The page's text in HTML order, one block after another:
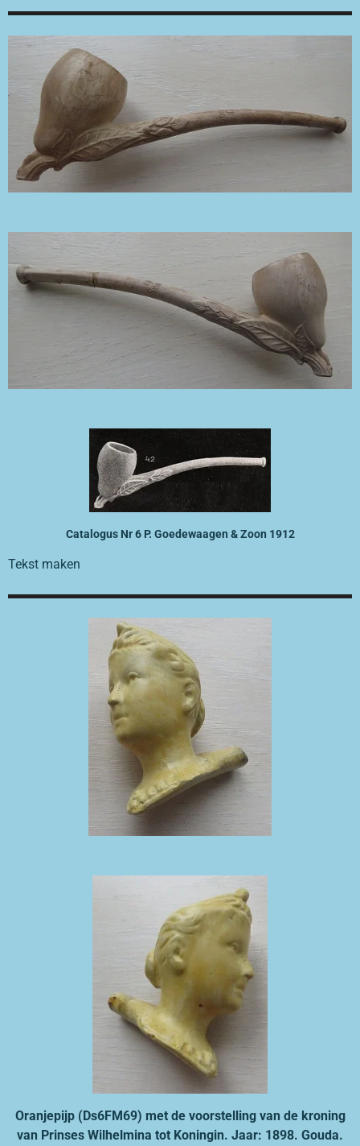
Catalogus Nr 6 P. Goedewaagen & Zoon 1912
Tekst maken
Oranjepijp (Ds6FM69) met de voorstelling van de kroning
van Prinses Wilhelmina tot Koningin. Jaar: 1898. Gouda.